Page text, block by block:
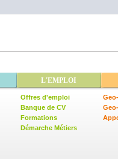
L'EMPLOI
Offres d'emploi
Banque de CV
Formations
Démarche Métiers